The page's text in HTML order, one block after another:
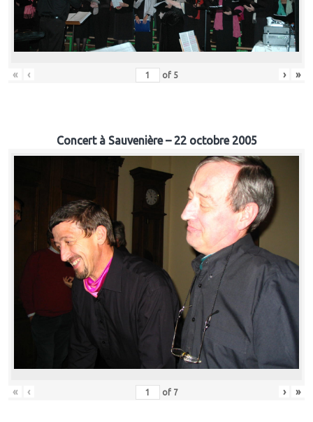
« ‹ of 5 › »
Concert à Sauvenière – 22 octobre 2005
« ‹ of 7 › »